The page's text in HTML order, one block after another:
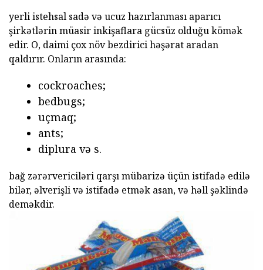
yerli istehsal sadə və ucuz hazırlanması aparıcı
şirkətlərin müasir inkişaflara gücsüz olduğu kömək
edir. O, daimi çox növ bezdirici həşərat aradan
qaldırır. Onların arasında:
cockroaches;
bedbugs;
uçmaq;
ants;
diplura və s.
bağ zərərvericiləri qarşı mübarizə üçün istifadə edilə
bilər, əlverişli və istifadə etmək asan, və həll şəklində
deməkdir.